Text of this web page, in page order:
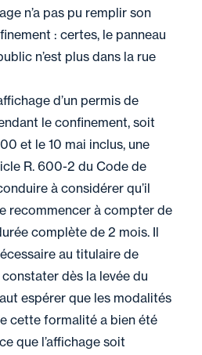
n’a pas pu remplir son
: certes, le panneau
n’est plus dans la rue
d’un permis de
le confinement, soit
et le 10 mai inclus, une
R. 600-2 du Code de
à considérer qu’il
recommencer à compter de
complète de 2 mois. Il
au titulaire de
dès la levée du
espérer que les modalités
cette formalité a bien été
que l’affichage soit